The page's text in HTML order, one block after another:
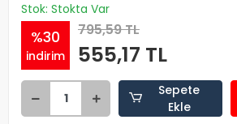
Stok: Stokta Var
%30
indirim
795,59 TL
555,17 TL
Sepete
Ekle